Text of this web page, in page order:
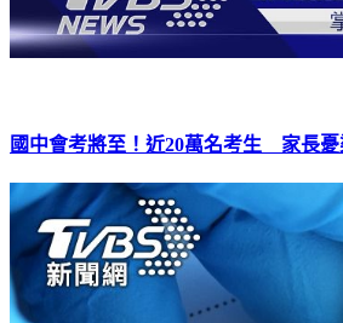
國中會考將至！近20萬名考生 家長憂